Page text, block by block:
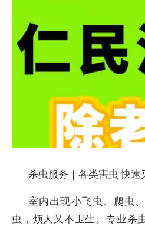
杀虫服务｜各类害虫 快速
室内出现小飞虫、爬虫
虫，烦人又不卫生。专业杀